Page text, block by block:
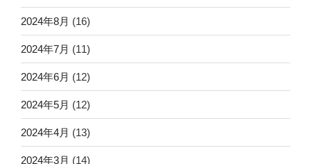
2024年8月 (16)
2024年7月 (11)
2024年6月 (12)
2024年5月 (12)
2024年4月 (13)
2024年3月 (14)